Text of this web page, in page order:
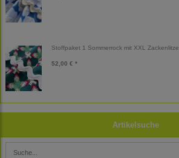
Stoffpaket 1 Sommerrock mit XXL Zackenlitze
52,00 € *
Artikelsuche